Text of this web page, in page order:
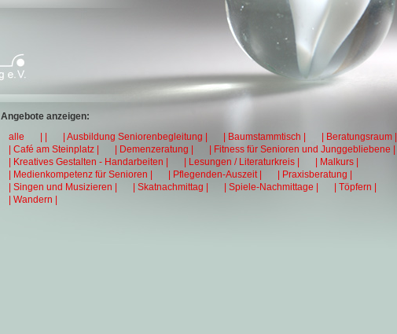
Angebote anzeigen:
alle
| | | Ausbildung Seniorenbegleitung | | Baumstammtisch |
| Beratungsraum |
| Café am Steinplatz |
| Demenzeratung |
| Fitness für Senioren und Junggebliebene |
| Kreatives Gestalten - Handarbeiten |
| Lesungen / Literaturkreis |
| Malkurs |
| Medienkompetenz für Senioren |
| Pflegenden-Auszeit |
| Praxisberatung |
| Singen und Musizieren |
| Skatnachmittag | | Spiele-Nachmittage |
| Töpfern |
| Wandern |